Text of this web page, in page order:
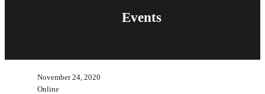
Events
November 24, 2020
Online